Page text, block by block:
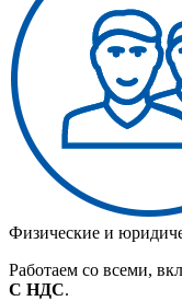
Физические и
Работаем со всеми,
С НДС.